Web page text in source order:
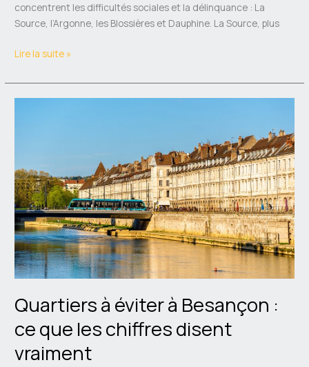
concentrent les difficultés sociales et la délinquance : La
Source, l’Argonne, les Blossières et Dauphine. La Source, plus
Lire la suite »
Quartiers à éviter à Besançon :
ce que les chiffres disent
vraiment
Besançon
:
ce
que
les
chiffres
disent
vraiment